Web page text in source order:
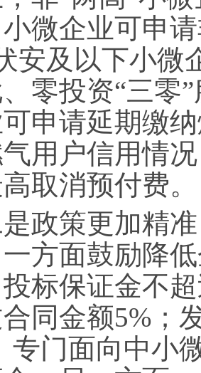
微企业可申
安及以下小微
零投资“三零
申请延期缴
用户信用情
取消预付费。
策更加精准
方面鼓励降
标保证金不
同金额5%；
专门面向中小